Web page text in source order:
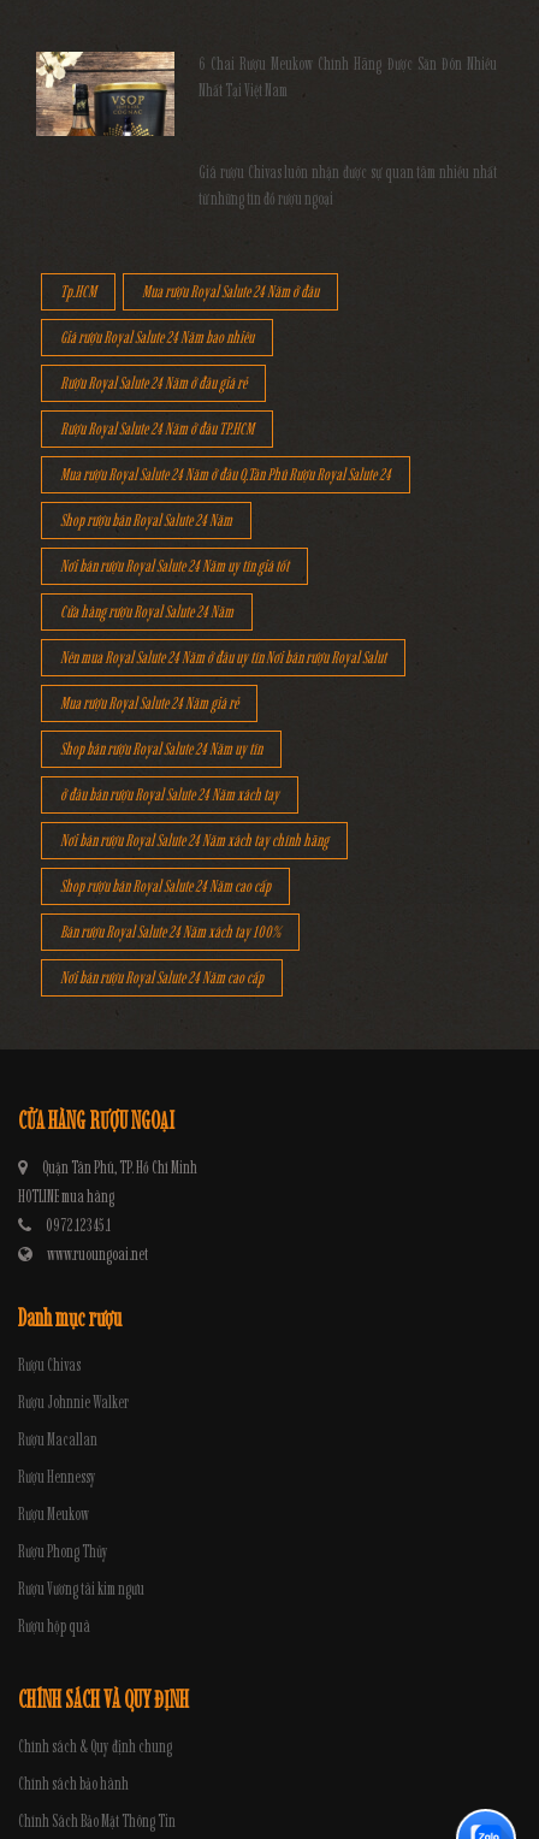
6 Chai Rượu Meukow Chính Hãng Được Săn Đón Nhiều
Nhất Tại Việt Nam
Giá rượu Chivas luôn nhận được sự quan tâm nhiều nhất
từ những tín đồ rượu ngoại
Tp.HCM Mua rượu Royal Salute 24 Năm ở đâu
Giá rượu Royal Salute 24 Năm bao nhiêu
Rượu Royal Salute 24 Năm ở đâu giá rẻ
Rượu Royal Salute 24 Năm ở đâu TP.HCM
Mua rượu Royal Salute 24 Năm ở đâu Q.Tân Phú Rượu Royal Salute 24
Shop rượu bán Royal Salute 24 Năm
Nơi bán rượu Royal Salute 24 Năm uy tín giá tốt
Cửa hàng rượu Royal Salute 24 Năm
Nên mua Royal Salute 24 Năm ở đâu uy tín Nơi bán rượu Royal Salut
Mua rượu Royal Salute 24 Năm giá rẻ
Shop bán rượu Royal Salute 24 Năm uy tín
ở đâu bán rượu Royal Salute 24 Năm xách tay
Nơi bán rượu Royal Salute 24 Năm xách tay chính hãng
Shop rượu bán Royal Salute 24 Năm cao cấp
Bán rượu Royal Salute 24 Năm xách tay 100%
Nơi bán rượu Royal Salute 24 Năm cao cấp
CỬA HÀNG RƯỢU NGOẠI
Quận Tân Phú, TP. Hồ Chí Minh
HOTLINE mua hàng
0972.12345.1
www.ruoungoai.net
Danh mục rượu
Rượu Chivas
Rượu Johnnie Walker
Rượu Macallan
Rượu Hennessy
Rượu Meukow
Rượu Phong Thủy
Rượu Vương tài kim ngưu
Rượu hộp quà
CHÍNH SÁCH VÀ QUY ĐỊNH
Chính sách & Quy định chung
Chính sách bảo hành
Chính Sách Bảo Mật Thông Tin